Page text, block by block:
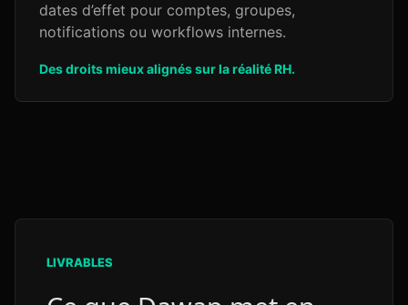
dates d’effet pour comptes, groupes,
notifications ou workflows internes.
Des droits mieux alignés sur la réalité RH.
LIVRABLES